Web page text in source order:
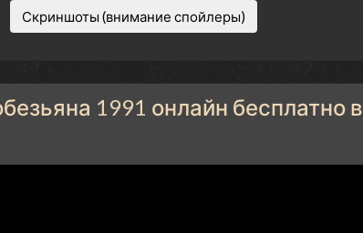
Скриншоты (внимание спойлеры)
1991 онлайн бесплатно в